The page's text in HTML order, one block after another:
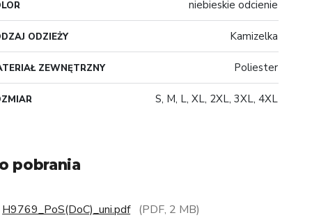
niebieskie odcienie
ODZIEŻY Kamizelka
ZEWNĘTRZNY Poliester
S, M, L, XL, 2XL, 3XL, 4XL
pobrania
H9769_PoS(DoC)_uni.pdf (PDF, 2 MB)